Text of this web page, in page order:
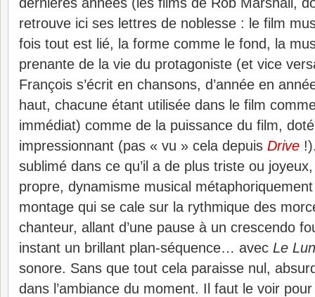
retrouve ici ses lettres de noblesse : le film
fois tout est lié, la forme comme le fond, la
prenante de la vie du protagoniste (et vice
François s’écrit en chansons, d’année en
haut, chacune étant utilisée dans le film
immédiat) comme de la puissance du film,
impressionnant (pas « vu » cela depuis Drive
sublimé dans ce qu’il a de plus triste ou
propre, dynamisme musical
montage qui se cale sur la rythmique des
chanteur, allant d’une pause à un crescendo
instant un brillant plan-séquence… avec Le
sonore. Sans que tout cela paraisse nul,
dans l’ambiance du moment. Il faut le voir